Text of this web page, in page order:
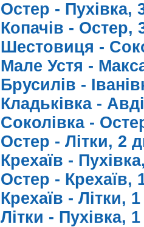
Остер - Пухівка,
Копачів - Остер,
Шестовиця -
Мале Устя -
Брусилів -
Кладьківка -
Соколівка -
Остер - Літки, 2
Крехаїв -
Остер - Крехаїв,
Крехаїв - Літки,
Літки - Пухівка,